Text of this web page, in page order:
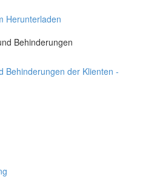
Herunterladen
Behinderungen
Behinderungen der Klienten -